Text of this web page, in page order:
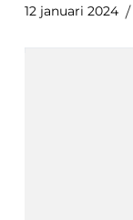
12 januari 2024